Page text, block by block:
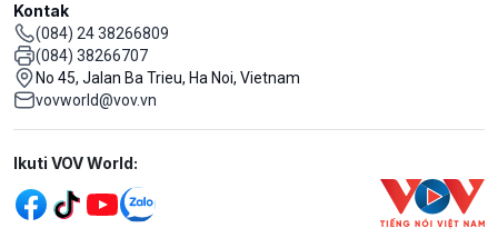
Kontak
(084) 24 38266809
(084) 38266707
No 45, Jalan Ba Trieu, Ha Noi, Vietnam
vovworld@vov.vn
Mạng xã hội
Ikuti VOV World: